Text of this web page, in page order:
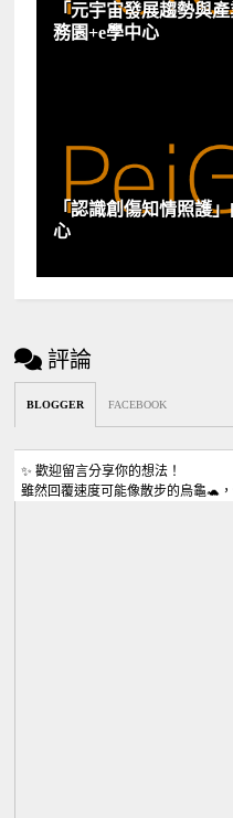
「元宇宙發展趨勢與
務園+e學中心
「認識創傷知情照護
心
評論
BLOGGER FACEBOOK
✨ 歡迎留言分享你的想法！
雖然回覆速度可能像散步的烏龜🐢